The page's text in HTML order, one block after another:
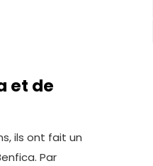
et de
ils ont fait un
Par